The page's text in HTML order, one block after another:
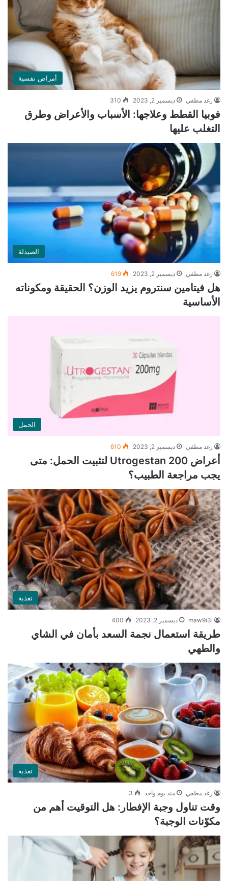
أمراض نفسية
رغد مطفي ديسمبر 2, 2023 310
فوبيا القطط وعلاجها: الأسباب والأعراض وطرق
التغلب عليها
الصيدلة
رغد مطفي ديسمبر 2, 2023 619
هل فيتامين سنتروم يزيد الوزن؟ الحقيقة ومكوناته
الأساسية
الحمل
رغد مطفي ديسمبر 2, 2023 610
أعراض Utrogestan 200 لتثبيت الحمل: متى
يجب مراجعة الطبيب؟
تغذية
maw9i3i ديسمبر 2, 2023 400
طريقة استعمال نجمة السعد بأمان في الشاي
والطهي
تغذية
رغد مطفي منذ يوم واحد 3
وقت تناول وجبة الإفطار: هل التوقيت أهم من
مكوّنات الوجبة؟